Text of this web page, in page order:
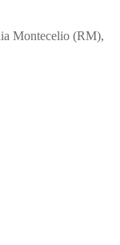
Montecelio (RM),